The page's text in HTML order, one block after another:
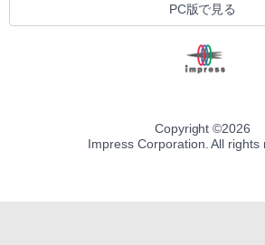
PC版で見る
Copyright ©2026
Impress Corporation. All rights